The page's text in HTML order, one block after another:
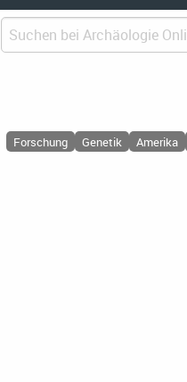
Forschung Genetik Amerika